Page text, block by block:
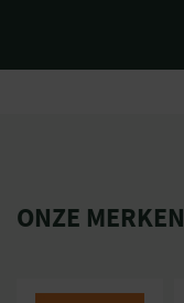
ONZE MERKEN